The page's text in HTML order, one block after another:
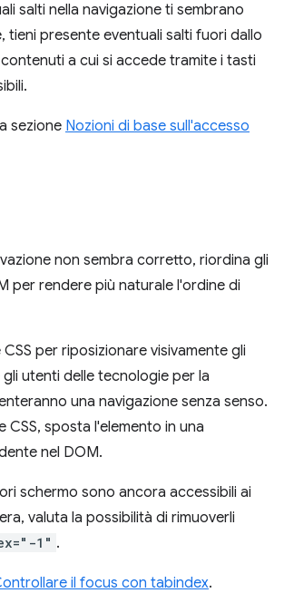
salti nella navigazione ti sembrano
tieni presente eventuali salti fuori dallo
a cui si accede tramite i tasti
sezione Nozioni di base sull'accesso
non sembra corretto, riordina gli
per rendere più naturale l'ordine di
per riposizionare visivamente gli
utenti delle tecnologie per la
una navigazione senza senso.
CSS, sposta l'elemento in una
nel DOM.
schermo sono ancora accessibili ai
valuta la possibilità di rimuoverli
1" .
il focus con tabindex.